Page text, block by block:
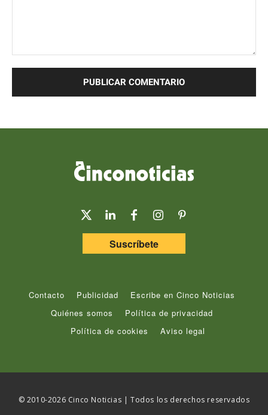
Suscríbete
Contacto Publicidad
Escribe en Cinco Noticias
Quiénes somos
Política de privacidad
Política de cookies
Aviso legal
© 2010-2026 Cinco Noticias | Todos los derechos reservados